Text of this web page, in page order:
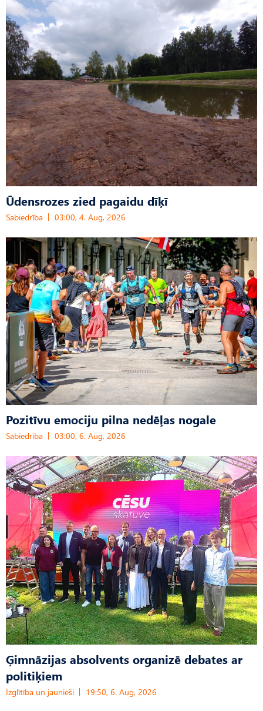
Ūdensrozes zied pagaidu dīķī
Sabiedrība 03:00, 4. Aug, 2026
Pozitīvu emociju pilna nedēļas nogale
Sabiedrība 03:00, 6. Aug, 2026
Ģimnāzijas absolvents organizē debates ar
politiķiem
Izglītība un jaunieši 19:50, 6. Aug, 2026